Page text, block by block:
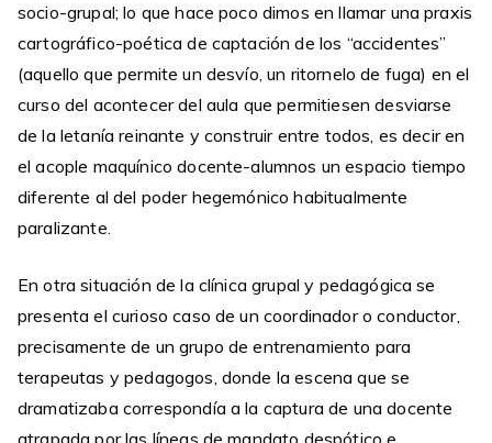
socio-grupal; lo que hace poco dimos en llamar una praxis
cartográfico-poética de captación de los “accidentes”
(aquello que permite un desvío, un ritornelo de fuga) en el
curso del acontecer del aula que permitiesen desviarse
de la letanía reinante y construir entre todos, es decir en
el acople maquínico docente-alumnos un espacio tiempo
diferente al del poder hegemónico habitualmente
paralizante.
En otra situación de la clínica grupal y pedagógica se
presenta el curioso caso de un coordinador o conductor,
precisamente de un grupo de entrenamiento para
terapeutas y pedagogos, donde la escena que se
dramatizaba correspondía a la captura de una docente
atrapada por las líneas de mandato despótico e